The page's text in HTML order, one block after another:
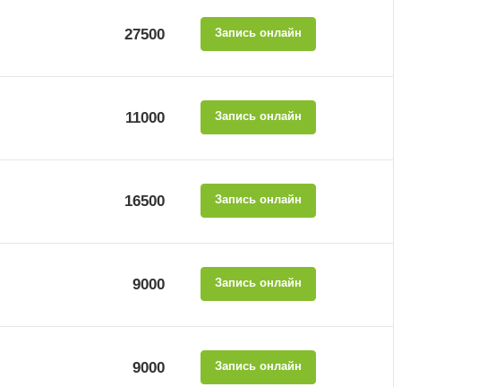
27500 Запись онлайн
11000 Запись онлайн
16500 Запись онлайн
9000 Запись онлайн
9000 Запись онлайн